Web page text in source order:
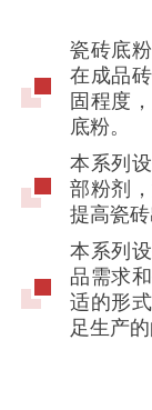
瓷砖底
在成品
固程度
底粉。
本系列
部粉剂
提高瓷
本系列
品需求
适的形
足生产的